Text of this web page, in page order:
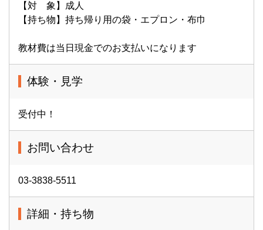
【対 象】成人
【持ち物】持ち帰り用の袋・エプロン・布巾
教材費は当日現金でのお支払いになります
体験・見学
受付中！
お問い合わせ
03-3838-5511
詳細・持ち物